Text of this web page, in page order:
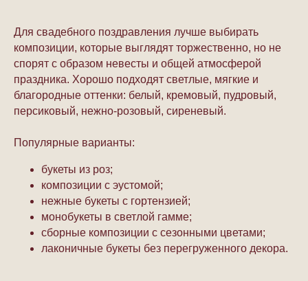
Для свадебного поздравления лучше выбирать
композиции, которые выглядят торжественно, но не
спорят с образом невесты и общей атмосферой
праздника. Хорошо подходят светлые, мягкие и
благородные оттенки: белый, кремовый, пудровый,
персиковый, нежно-розовый, сиреневый.
Популярные варианты:
букеты из роз;
композиции с эустомой;
нежные букеты с гортензией;
монобукеты в светлой гамме;
сборные композиции с сезонными цветами;
лаконичные букеты без перегруженного декора.